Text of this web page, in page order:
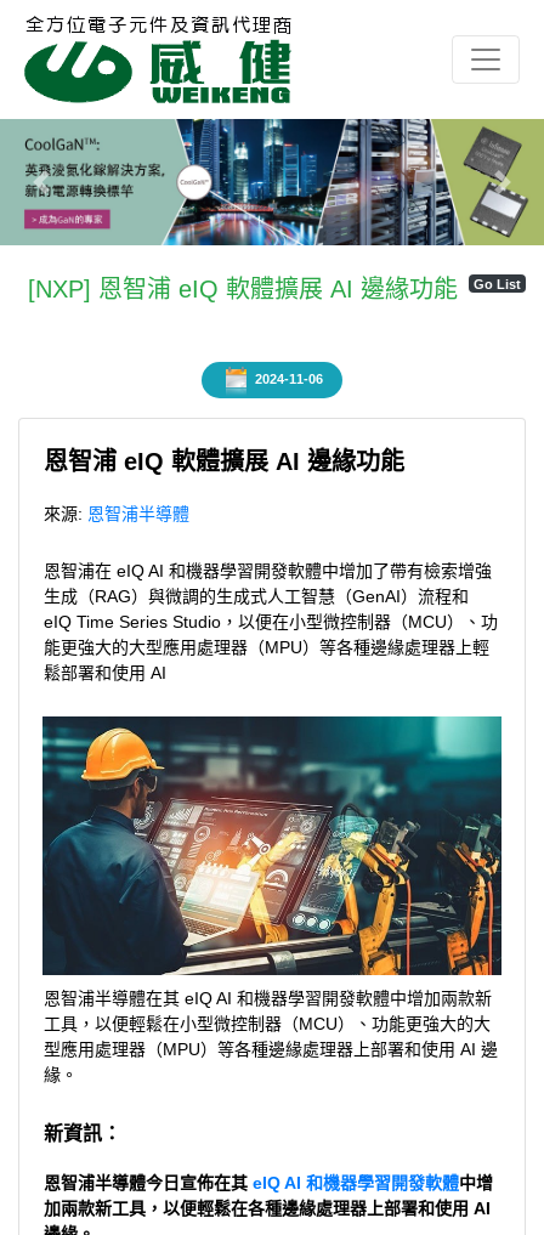
Previous Next
Go List
[NXP] 恩智浦 eIQ 軟體擴展 AI 邊緣功能
2024-11-06
恩智浦 eIQ 軟體擴展 AI 邊緣功能
來源: 恩智浦半導體
恩智浦在 eIQ AI 和機器學習開發軟體中增加了帶有檢索增強
生成（RAG）與微調的生成式人工智慧（GenAI）流程和
eIQ Time Series Studio，以便在小型微控制器（MCU）、功
能更強大的大型應用處理器（MPU）等各種邊緣處理器上輕
鬆部署和使用 AI
恩智浦半導體在其 eIQ AI 和機器學習開發軟體中增加兩款新
工具，以便輕鬆在小型微控制器（MCU）、功能更強大的大
型應用處理器（MPU）等各種邊緣處理器上部署和使用 AI 邊
緣。
新資訊：
恩智浦半導體今日宣佈在其 eIQ AI 和機器學習開發軟體中增
加兩款新工具，以便輕鬆在各種邊緣處理器上部署和使用 AI